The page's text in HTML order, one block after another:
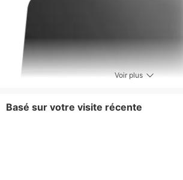
Voir plus
Basé sur votre visite récente